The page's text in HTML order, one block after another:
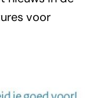
voor